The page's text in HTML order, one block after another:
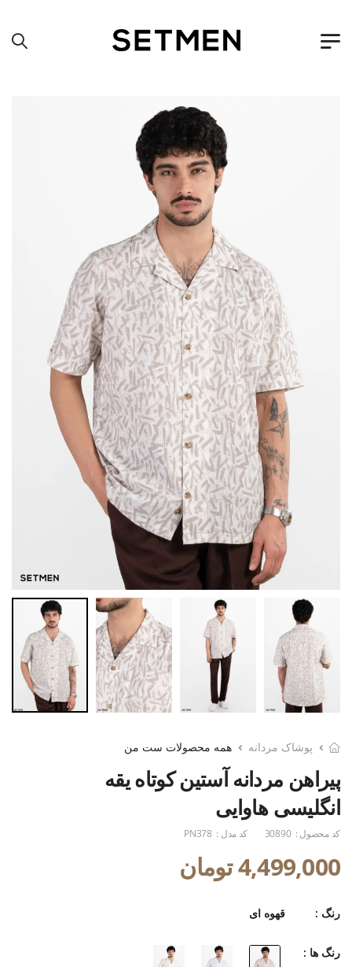
پوشاک مردانه همه محصولات ست من
پیراهن مردانه آستین کوتاه یقه
انگلیسی هاوایی
کد محصول : 30890 کد مدل : PN378
4,499,000 تومان
رنگ : قهوه ای
رنگ ها :